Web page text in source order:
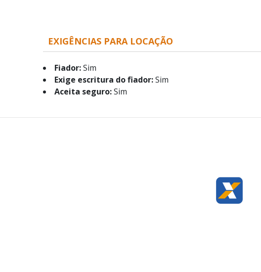
EXIGÊNCIAS PARA LOCAÇÃO
Fiador:Sim
Exige escritura do fiador:Sim
Aceita seguro:Sim